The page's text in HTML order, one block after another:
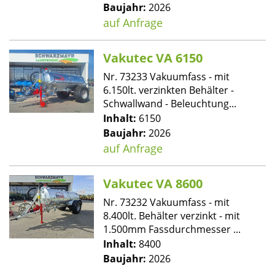
Baujahr: 2026
auf Anfrage
Vakutec VA 6150
Nr. 73233 Vakuumfass - mit
6.150lt. verzinkten Behälter -
Schwallwand - Beleuchtung...
Inhalt: 6150
Baujahr: 2026
auf Anfrage
Vakutec VA 8600
Nr. 73232 Vakuumfass - mit
8.400lt. Behälter verzinkt - mit
1.500mm Fassdurchmesser ...
Inhalt: 8400
Baujahr: 2026